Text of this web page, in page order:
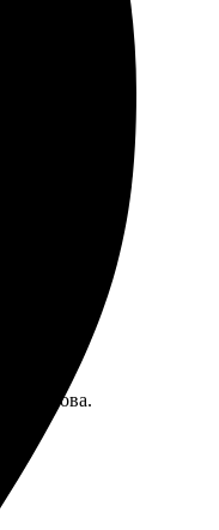
и
и смело
снова.